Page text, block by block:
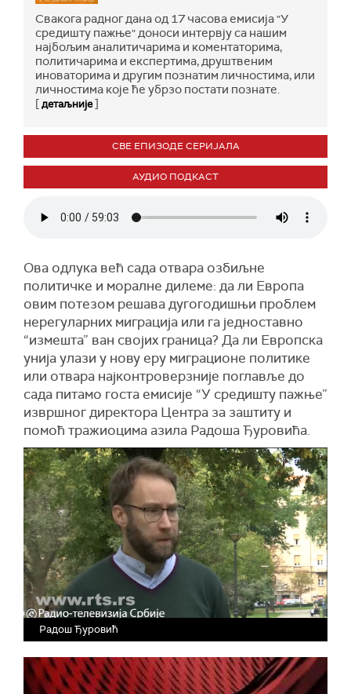
Свакога радног дана од 17 часова емисија "У
средишту пажње" доноси интервју са нашим
најбољим аналитичарима и коментаторима,
политичарима и експертима, друштвеним
иноваторима и другим познатим личностима, или
личностима које ће убрзо постати познате.
[детаљније]
СВЕ ЕПИЗОДЕ СЕРИЈАЛА
АУДИО ПОДКАСТ
Ова одлука већ сада отвара озбиљне
политичке и моралне дилеме: да ли Европа
овим потезом решава дугогодишњи проблем
нерегуларних миграција или га једноставно
“измешта” ван својих граница? Да ли Европска
унија улази у нову еру миграционе политике
или отвара најконтроверзније поглавље до
сада питамо госта емисије “У средишту пажње”
извршног директора Центра за заштиту и
помоћ тражиоцима азила Радоша Ђуровића.
Радош Ђуровић